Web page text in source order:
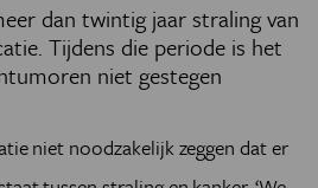
dan twintig jaar straling van
Tijdens die periode is het
niet gestegen
niet noodzakelijk zeggen dat er